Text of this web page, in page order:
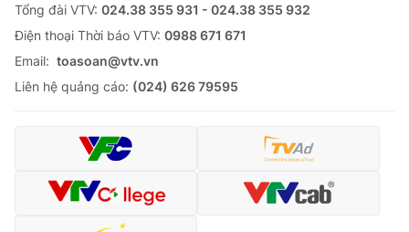
Tổng đài VTV: 024.38 355 931 - 024.38 355 932
Ðiện thoại Thời báo VTV: 0988 671 671
Email: toasoan@vtv.vn
Liên hệ quảng cáo: (024) 626 79595